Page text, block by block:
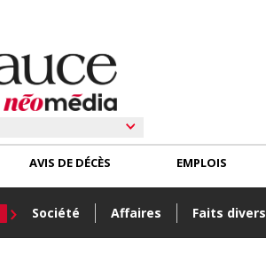
Société Affaires Faits divers
AVIS DE DÉCÈS EMPLOIS